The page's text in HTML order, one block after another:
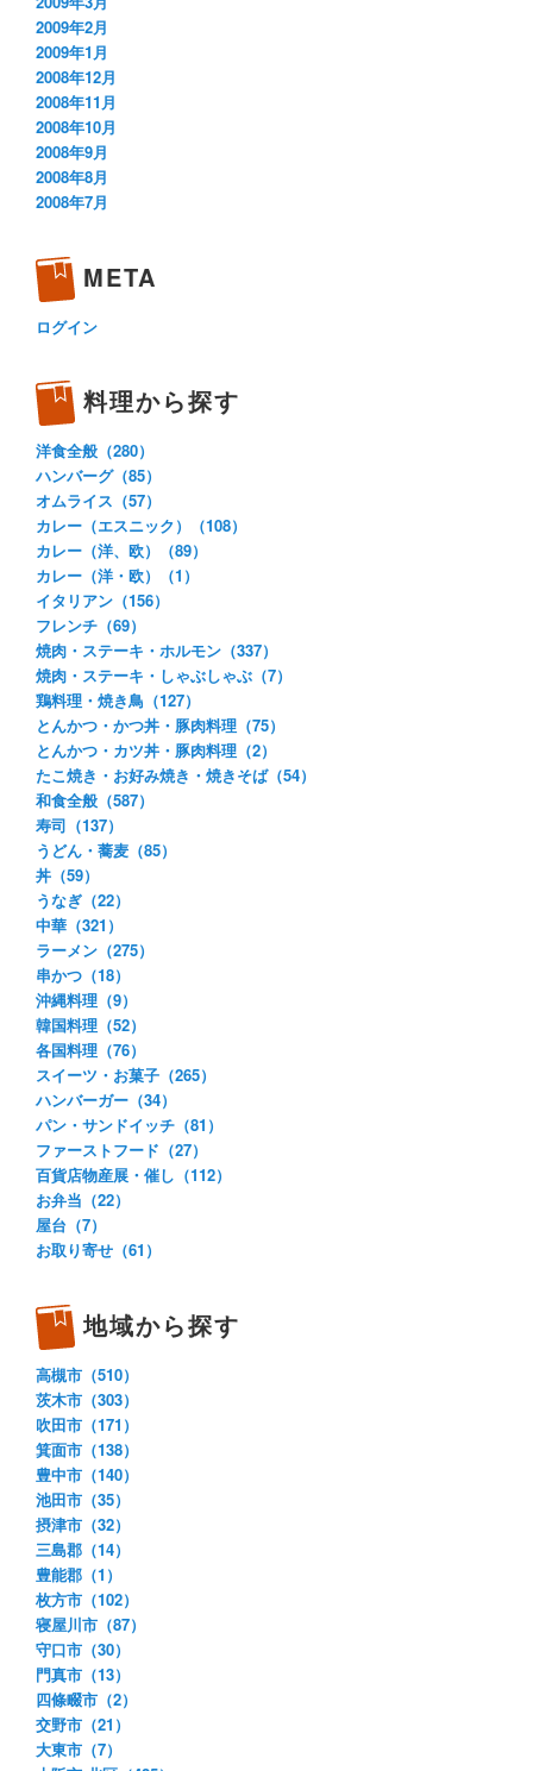
2009年2月
2009年1月
2008年12月
2008年11月
2008年10月
2008年9月
2008年8月
2008年7月
META
ログイン
料理から探す
洋食全般（280）
ハンバーグ（85）
オムライス（57）
カレー（エスニック）（108）
カレー（洋、欧）（89）
カレー（洋・欧）（1）
イタリアン（156）
フレンチ（69）
焼肉・ステーキ・ホルモン（337）
焼肉・ステーキ・しゃぶしゃぶ（7）
鶏料理・焼き鳥（127）
とんかつ・かつ丼・豚肉料理（75）
とんかつ・カツ丼・豚肉料理（2）
たこ焼き・お好み焼き・焼きそば（54）
和食全般（587）
寿司（137）
うどん・蕎麦（85）
丼（59）
うなぎ（22）
中華（321）
ラーメン（275）
串かつ（18）
沖縄料理（9）
韓国料理（52）
各国料理（76）
スイーツ・お菓子（265）
ハンバーガー（34）
パン・サンドイッチ（81）
ファーストフード（27）
百貨店物産展・催し（112）
お弁当（22）
屋台（7）
お取り寄せ（61）
地域から探す
高槻市（510）
茨木市（303）
吹田市（171）
箕面市（138）
豊中市（140）
池田市（35）
摂津市（32）
三島郡（14）
豊能郡（1）
枚方市（102）
寝屋川市（87）
守口市（30）
門真市（13）
四條畷市（2）
交野市（21）
大東市（7）